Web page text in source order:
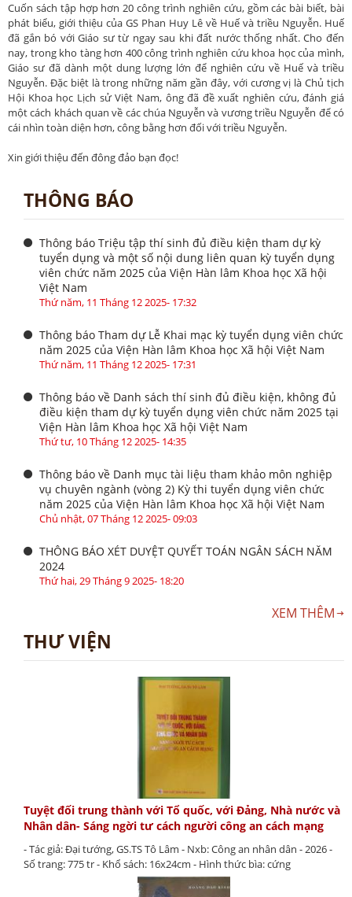
Cuốn sách tập hợp hơn 20 công trình nghiên cứu, gồm các bài biết, bài
phát biểu, giới thiệu của GS Phan Huy Lê về Huế và triều Nguyễn. Huế
đã gắn bó với Giáo sư từ ngay sau khi đất nước thống nhất. Cho đến
nay, trong kho tàng hơn 400 công trình nghiên cứu khoa học của mình,
Giáo sư đã dành một dung lượng lớn để nghiên cứu về Huế và triều
Nguyễn. Đặc biệt là trong những năm gần đây, với cương vị là Chủ tịch
Hội Khoa học Lịch sử Việt Nam, ông đã đề xuất nghiên cứu, đánh giá
một cách khách quan về các chúa Nguyễn và vương triều Nguyễn để có
cái nhìn toàn diện hơn, công bằng hơn đối với triều Nguyễn.
Xin giới thiệu đến đông đảo bạn đọc!
THÔNG BÁO
Thông báo Triệu tập thí sinh đủ điều kiện tham dự kỳ
tuyển dụng và một số nội dung liên quan kỳ tuyển dụng
viên chức năm 2025 của Viện Hàn lâm Khoa học Xã hội
Việt Nam
Thứ năm, 11 Tháng 12 2025- 17:32
Thông báo Tham dự Lễ Khai mạc kỳ tuyển dụng viên chức
năm 2025 của Viện Hàn lâm Khoa học Xã hội Việt Nam
Thứ năm, 11 Tháng 12 2025- 17:31
Thông báo về Danh sách thí sinh đủ điều kiện, không đủ
điều kiện tham dự kỳ tuyển dụng viên chức năm 2025 tại
Viện Hàn lâm Khoa học Xã hội Việt Nam
Thứ tư, 10 Tháng 12 2025- 14:35
Thông báo về Danh mục tài liệu tham khảo môn nghiệp
vụ chuyên ngành (vòng 2) Kỳ thi tuyển dụng viên chức
năm 2025 của Viện Hàn lâm Khoa học Xã hội Việt Nam
Chủ nhật, 07 Tháng 12 2025- 09:03
THÔNG BÁO XÉT DUYỆT QUYẾT TOÁN NGÂN SÁCH NĂM
2024
Thứ hai, 29 Tháng 9 2025- 18:20
XEM THÊM
THƯ VIỆN
Tuyệt đối trung thành với Tổ quốc, với Đảng, Nhà nước và
Nhân dân- Sáng ngời tư cách người công an cách mạng
- Tác giả: Đại tướng, GS.TS Tô Lâm - Nxb: Công an nhân dân - 2026 -
Số trang: 775 tr - Khổ sách: 16x24cm - Hình thức bìa: cứng